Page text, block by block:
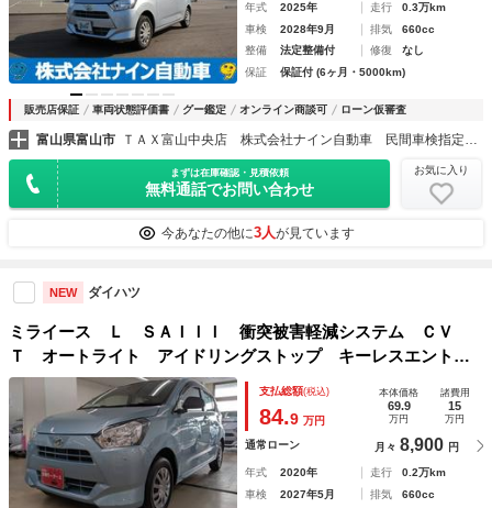
年式 2025年 走行
0.3万km
車検
2028年9月 排気
660cc
整備
法定整備付 修復
なし
保証
保証付 (6ヶ月・5000km)
販売店保証 車両状態評価書 グー鑑定 オンライン商談可 ローン仮審査
富山県富山市
まずは在庫確認・見積依頼
無料通話でお問い合わせ
お気に入り
今あなたの他に3人が見ています
NEW ダイハツ
ミライース Ｌ ＳＡＩＩＩ 衝突被害軽減システム ＣＶ
Ｔ オートライト アイドリングストップ キーレスエントリ
ー コーナーセンサー ＣＤチューナー エアバッグ ＡＢＳ
支払総額(税込)
84.9 万円
本体価格
69.9
万円
諸費用
15
万円
通常ローン 月々 8,900 円
年式 2020年 走行
0.2万km
車検
2027年5月 排気
660cc